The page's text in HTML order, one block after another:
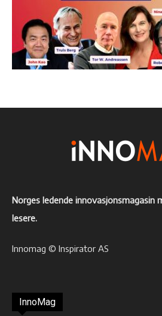
Norges ledende innovasjonsmagasin
lesere.
Innomag © Inspirator AS
InnoMag